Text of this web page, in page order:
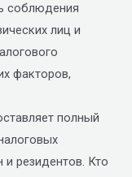
соблюдения
лиц и
факторов,
полный
резидентов. Кто